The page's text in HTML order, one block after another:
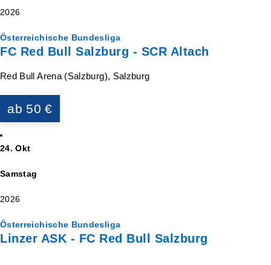
2026
Österreichische Bundesliga
FC Red Bull Salzburg - SCR Altach
Red Bull Arena (Salzburg), Salzburg
ab 50 €
24. Okt
Samstag
2026
Österreichische Bundesliga
Linzer ASK - FC Red Bull Salzburg